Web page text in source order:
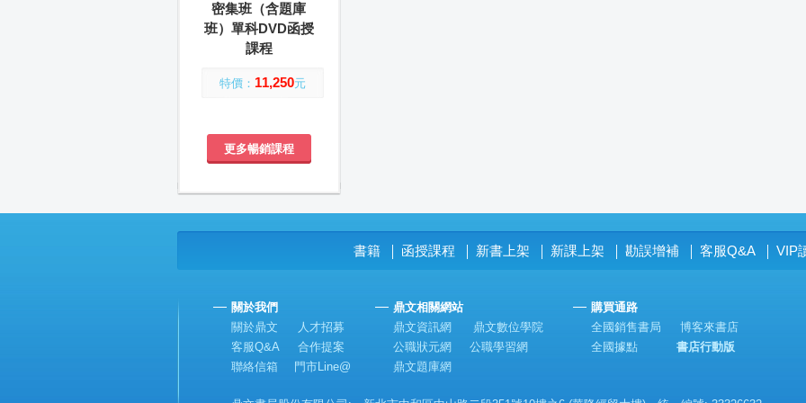
密集班（含題庫
班）單科DVD函授
課程
特價： 11,250元
更多暢銷課程
書籍 函授課程 新書上架 新課上架 勘誤增補 客服Q&A VIP
關於我們
關於鼎文
人才招募
客服Q&A
合作提案
聯絡信箱
門市Line@
鼎文相關網站
鼎文資訊網
鼎文數位學院
公職狀元網
公職學習網
鼎文題庫網
購買通路
全國銷售書局
博客來書店
全國據點
書店行動版